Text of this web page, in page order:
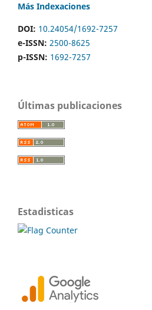
Más Indexaciones
DOI: 10.24054/1692-7257
e-ISSN: 2500-8625
p-ISSN: 1692-7257
Últimas publicaciones
Estadisticas